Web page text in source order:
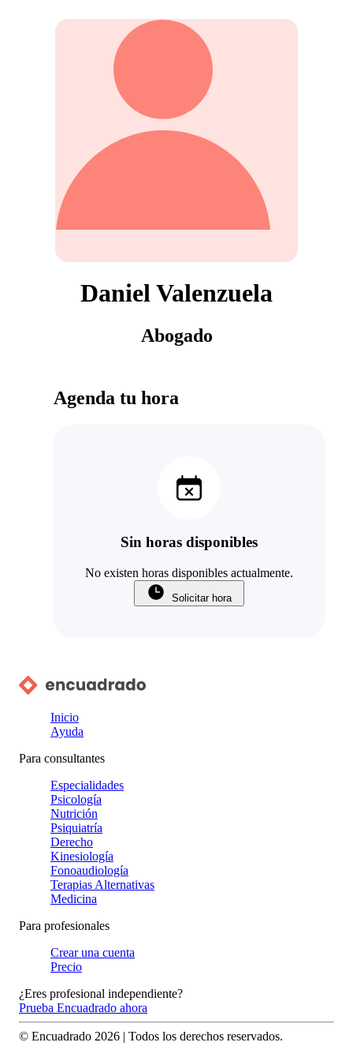
Daniel Valenzuela
Abogado
Agenda tu hora
Sin horas disponibles
No existen horas disponibles actualmente.
Solicitar hora
Inicio
Ayuda
Para consultantes
Especialidades
Psicología
Nutrición
Psiquiatría
Derecho
Kinesiología
Fonoaudiología
Terapias Alternativas
Medicina
Para profesionales
Crear una cuenta
Precio
¿Eres profesional independiente?
Prueba Encuadrado ahora
© Encuadrado 2026 | Todos los derechos reservados.